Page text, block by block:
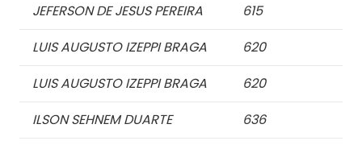
JEFERSON DE JESUS PEREIRA
615
LUIS AUGUSTO IZEPPI BRAGA
620
LUIS AUGUSTO IZEPPI BRAGA
620
ILSON SEHNEM DUARTE
636